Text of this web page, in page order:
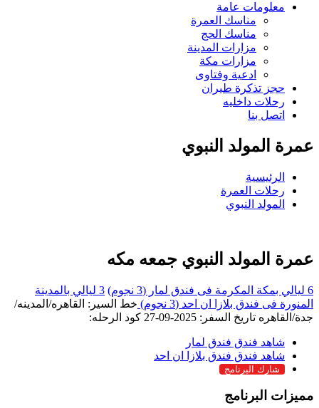
معلومات عامة
مناسك العمرة
مناسك الحج
مزارات المدينة
مزارات مكة
ادعية وفتاوى
حجز تذكرة طيران
رحلات داخليه
اتصل بنا
عمرة المولد النبوي
الرئيسية
رحلات العمرة
المولد النبوي
عمرة المولد النبوي جمعه مكه
6 ليالي بمكة المكرمة فى فندق لمار (3 نجوم)
3 ليالي بالمدينة
المنورة فى فندق بلازا ان احد (3 نجوم)
خط السير: القاهره/المدينه/
جدة/القاهره تاريخ السفر: 2025-09-27 كود الرحله:
شاهد فندق فندق لمار
شاهد فندق فندق بلازا ان احد
شارك البرنامج
مميزات البرنامج